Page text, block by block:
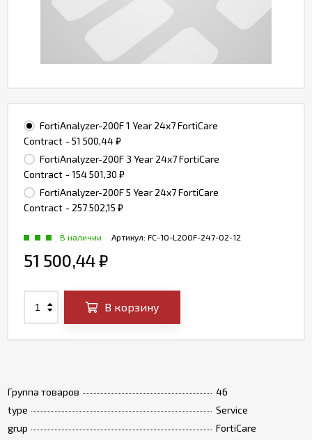
Группа товаров
46
type
Service
grup
FortiCare
FortiAnalyzer-200F 1 Year 24x7 FortiCare
Contract - 51 500,44₽
FortiAnalyzer-200F 3 Year 24x7 FortiCare
Contract - 154 501,30 ₽
FortiAnalyzer-200F 5 Year 24x7 FortiCare
Contract - 257 502,15 ₽
Артикул: FC-10-L200F-247-02-12
В наличии
51 500,44₽
В корзину